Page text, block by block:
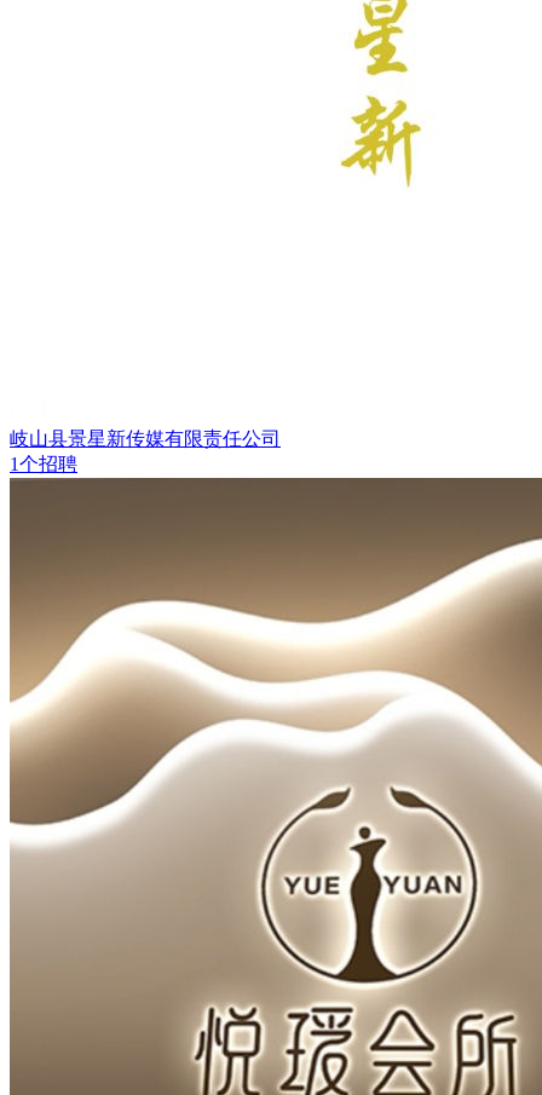
岐山县景星新传媒有限责任公司
1个招聘